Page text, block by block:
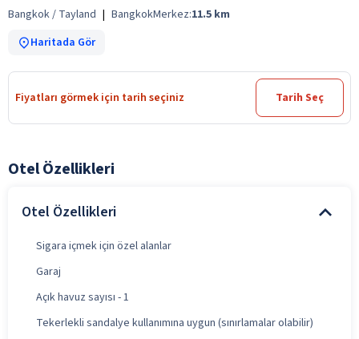
Bangkok / Tayland | BangkokMerkez:11.5 km
Haritada Gör
Fiyatları görmek için tarih seçiniz Tarih Seç
Otel Özellikleri
Otel Özellikleri
Sigara içmek için özel alanlar
Garaj
Açık havuz sayısı - 1
Tekerlekli sandalye kullanımına uygun (sınırlamalar olabilir)